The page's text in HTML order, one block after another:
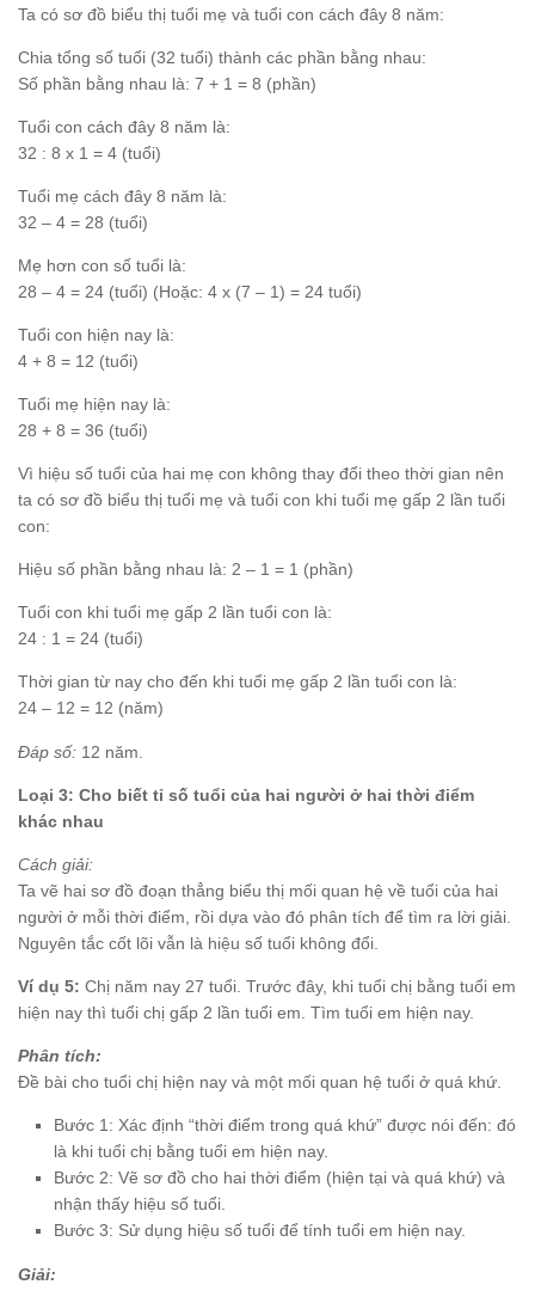
Ta có sơ đồ biểu thị tuổi mẹ và tuổi con cách đây 8 năm:
Chia tổng số tuổi (32 tuổi) thành các phần bằng nhau:
Số phần bằng nhau là: 7 + 1 = 8 (phần)
Tuổi con cách đây 8 năm là:
32 : 8 x 1 = 4 (tuổi)
Tuổi mẹ cách đây 8 năm là:
32 – 4 = 28 (tuổi)
Mẹ hơn con số tuổi là:
28 – 4 = 24 (tuổi) (Hoặc: 4 x (7 – 1) = 24 tuổi)
Tuổi con hiện nay là:
4 + 8 = 12 (tuổi)
Tuổi mẹ hiện nay là:
28 + 8 = 36 (tuổi)
Vì hiệu số tuổi của hai mẹ con không thay đổi theo thời gian nên
ta có sơ đồ biểu thị tuổi mẹ và tuổi con khi tuổi mẹ gấp 2 lần tuổi
con:
Hiệu số phần bằng nhau là: 2 – 1 = 1 (phần)
Tuổi con khi tuổi mẹ gấp 2 lần tuổi con là:
24 : 1 = 24 (tuổi)
Thời gian từ nay cho đến khi tuổi mẹ gấp 2 lần tuổi con là:
24 – 12 = 12 (năm)
Đáp số: 12 năm.
Loại 3: Cho biết tỉ số tuổi của hai người ở hai thời điểm
khác nhau
Cách giải:
Ta vẽ hai sơ đồ đoạn thẳng biểu thị mối quan hệ về tuổi của hai
người ở mỗi thời điểm, rồi dựa vào đó phân tích để tìm ra lời giải.
Nguyên tắc cốt lõi vẫn là hiệu số tuổi không đổi.
Ví dụ 5: Chị năm nay 27 tuổi. Trước đây, khi tuổi chị bằng tuổi em
hiện nay thì tuổi chị gấp 2 lần tuổi em. Tìm tuổi em hiện nay.
Phân tích:
Đề bài cho tuổi chị hiện nay và một mối quan hệ tuổi ở quá khứ.
Bước 1: Xác định “thời điểm trong quá khứ” được nói đến: đó
là khi tuổi chị bằng tuổi em hiện nay.
Bước 2: Vẽ sơ đồ cho hai thời điểm (hiện tại và quá khứ) và
nhận thấy hiệu số tuổi.
Bước 3: Sử dụng hiệu số tuổi để tính tuổi em hiện nay.
Giải: